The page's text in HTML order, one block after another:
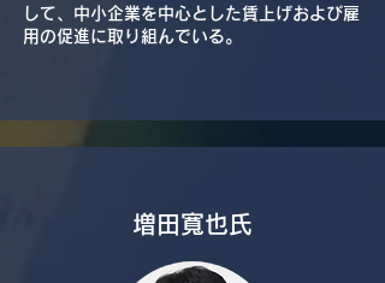
して、中小企業を中心とした賃上げおよび雇
用の促進に取り組んでいる。
​増田寬也氏